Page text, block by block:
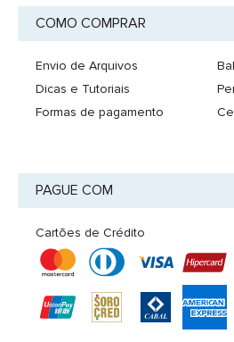
COMO COMPRAR
Envio de Arquivos
Dicas e Tutoriais
Formas de pagamento
PAGUE COM
Cartões de Crédito